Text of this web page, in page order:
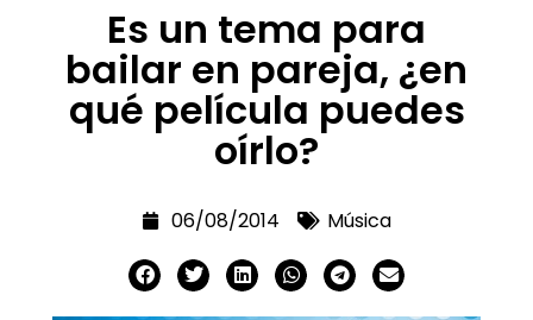
Es un tema para
bailar en pareja, ¿en
qué película puedes
oírlo?
06/08/2014 Música